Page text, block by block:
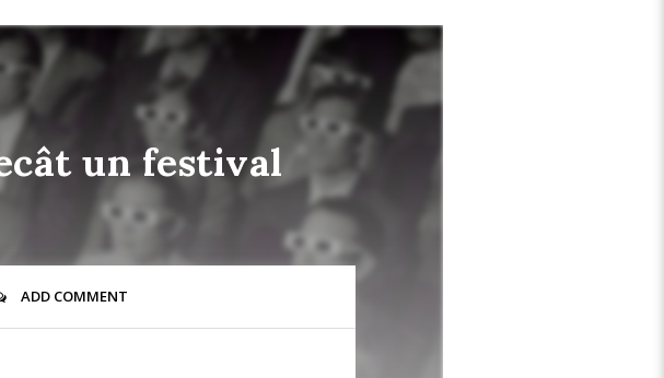
un festival
ADD COMMENT